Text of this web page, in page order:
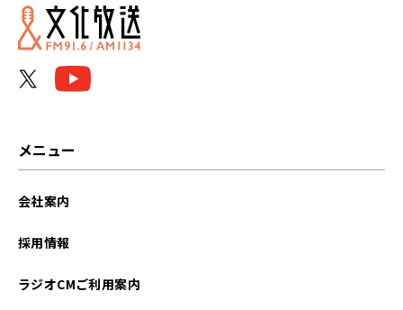
メニュー
会社案内
採用情報
ラジオCMご利用案内